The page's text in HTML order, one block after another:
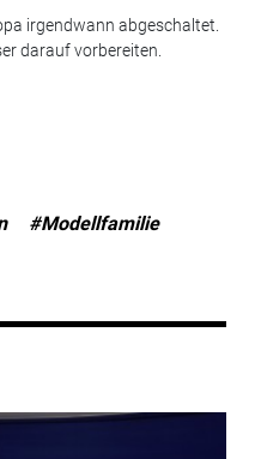
irgendwann abgeschaltet.
darauf vorbereiten.
#Modellfamilie